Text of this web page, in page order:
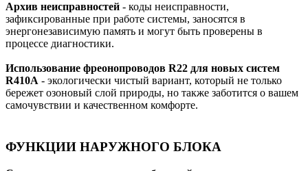
Архив неисправностей - коды неисправности,
зафиксированные при работе системы, заносятся в
энергонезависимую память и могут быть проверены в
процессе диагностики.
Использование фреонопроводов R22 для новых систем
R410A - экологически чистый вариант, который не только
бережет озоновый слой природы, но также заботится о вашем
самочувствии и качественном комфорте.
ФУНКЦИИ НАРУЖНОГО БЛОКА